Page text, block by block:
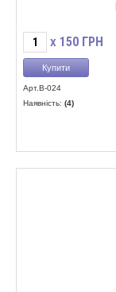
X 150 ГРН
Арт.B-024
Наявність: (4)